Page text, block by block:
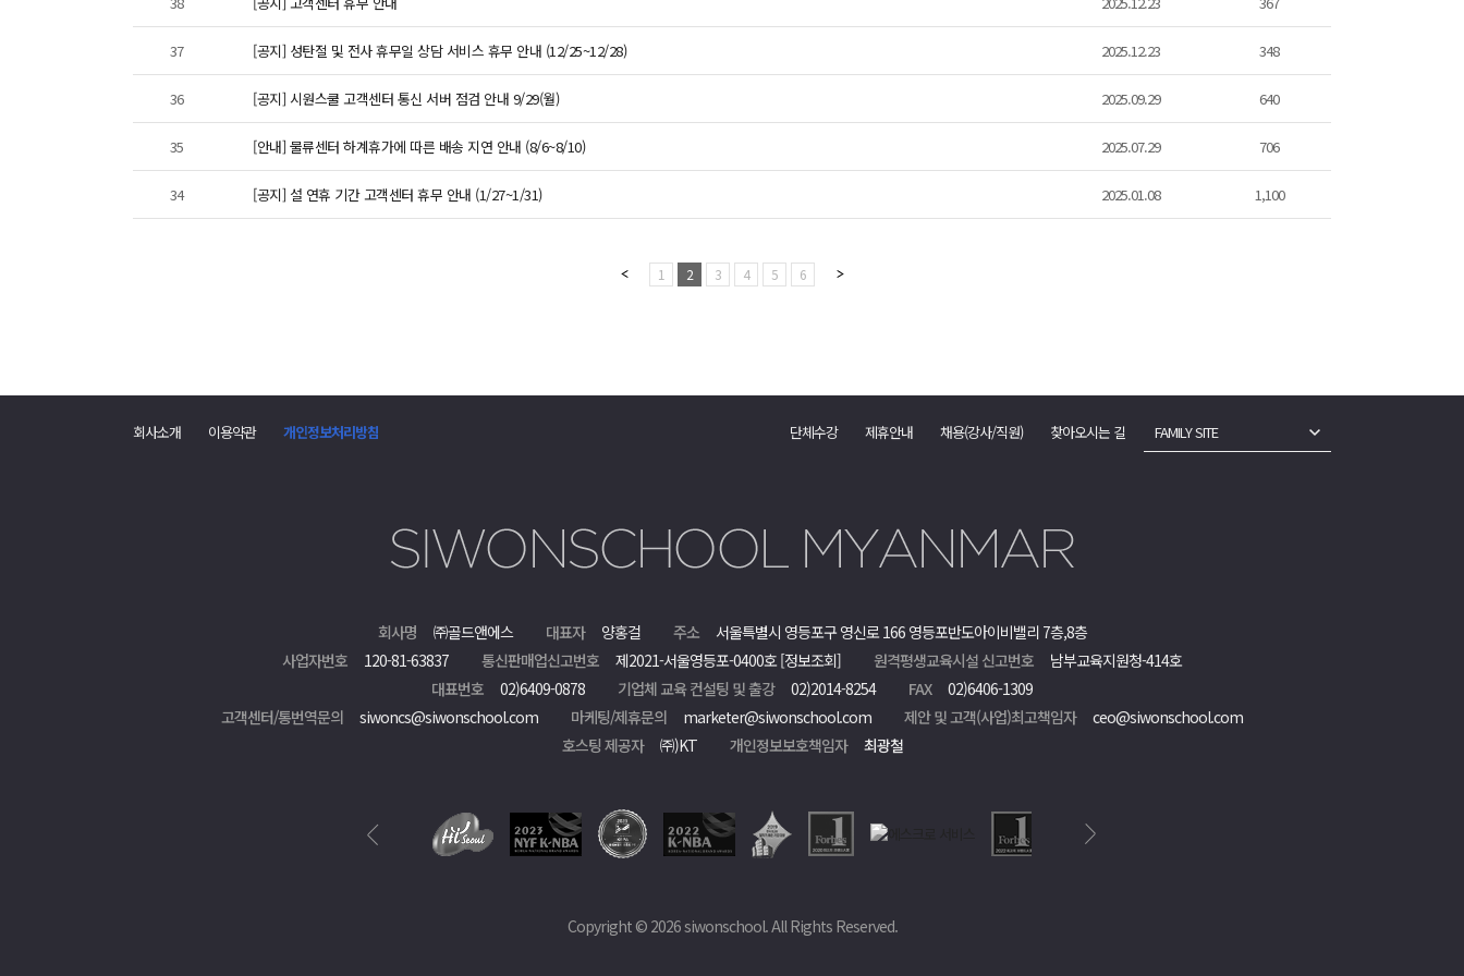
37 [공지] 성탄절 및 전사 휴무일 상담 서비스 휴무 안내 (12/25~12/28) 2025.12.23 348
36 [공지] 시원스쿨 고객센터 통신 서버 점검 안내 9/29(월) 2025.09.29 640
35 [안내] 물류센터 하계휴가에 따른 배송 지연 안내 (8/6~8/10) 2025.07.29 706
34 [공지] 설 연휴 기간 고객센터 휴무 안내 (1/27~1/31) 2025.01.08 1,100
1 2 3 4 5 6
회사소개 이용약관 개인정보처리방침 단체수강 제휴안내 채용(강사/직원) 찾아오시는 길 FAMILY SITE
회사명 ㈜골드앤에스 대표자 양홍걸 주소
서울특별시 영등포구 영신로 166 영등포반도아이비밸리 7층,8층
사업자번호
120-81-63837 통신판매업신고번호 제2021-서울영등포-0400호 [정보조회] 원격평생교육시설 신고번호
남부교육지원청-414호
대표번호
02)6409-0878 기업체 교육 컨설팅 및 출강 02)2014-8254 FAX
02)6406-1309
고객센터/통번역문의
siwoncs@siwonschool.com 마케팅/제휴문의 marketer@siwonschool.com 제안 및 고객(사업)최고책임자
ceo@siwonschool.com
호스팅 제공자
㈜)KT 개인정보보호책임자 최광철
Copyright © 2026 siwonschool. All Rights Reserved.